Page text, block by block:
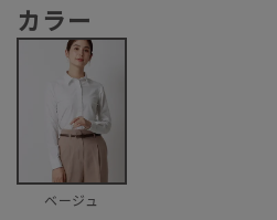
カラー
ベージュ